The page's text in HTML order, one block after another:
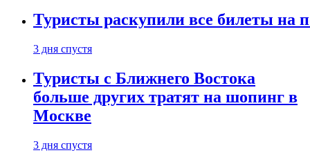
Туристы раскупили все билеты на
3 дня спустя
Туристы с Ближнего Востока
больше других тратят на шопинг в
Москве
3 дня спустя